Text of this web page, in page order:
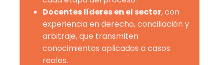
Docentes líderes en el sector, con
experiencia en derecho, conciliación y
arbitraje, que transmiten
conocimientos aplicados a casos
reales.